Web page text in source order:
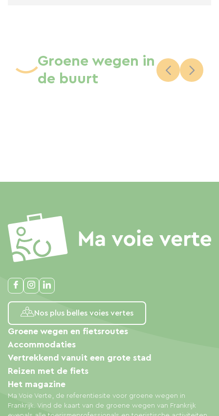
Groene wegen in
de buurt
Nos plus belles voies vertes
Ma Voie Verte, de referentiesite voor groene wegen in
Frankrijk. Vind de kaart van de groene wegen van Frankrijk
Groene wegen en fietsroutes
Accommodaties
Vertrekkend vanuit een grote stad
Reizen met de fiets
Het magazine